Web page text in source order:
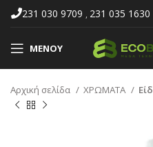
231 030 9709 , 231 035 1630
ΜΕΝΟΎ
Αρχική σελίδα ΧΡΩΜΑΤΑ